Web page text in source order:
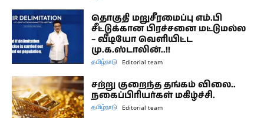
தொகுதி மறுசீரமைப்பு எம்.பி
சீட்டுக்கான பிரச்சனை மட்டுமல்ல
– வீடியோ வெளியிட்ட
மு.க.ஸ்டாலின்..!!
தமிழ்நாடு Editorial team
சற்று குறைந்த தங்கம் விலை..
நகைப்பிரியர்கள் மகிழ்ச்சி.
தமிழ்நாடு Editorial team